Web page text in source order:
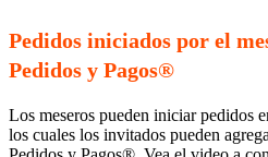
Pedidos iniciados por el
Pedidos y Pagos®
Los meseros pueden iniciar pedidos
los cuales los invitados pueden